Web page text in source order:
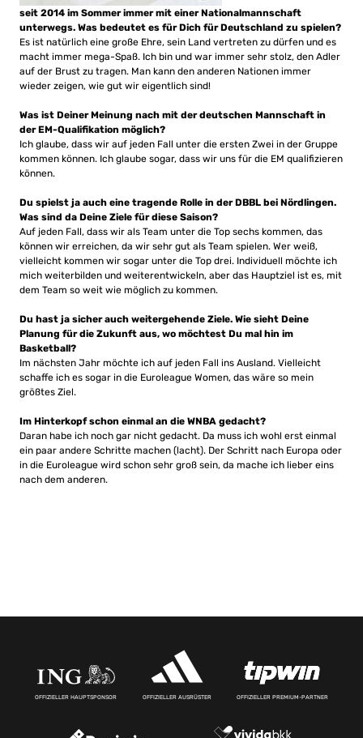
seit 2014 im Sommer immer mit einer Nationalmannschaft
unterwegs. Was bedeutet es für Dich für Deutschland zu spielen?
Es ist natürlich eine große Ehre, sein Land vertreten zu dürfen und es
macht immer mega-Spaß. Ich bin und war immer sehr stolz, den Adler
auf der Brust zu tragen. Man kann den anderen Nationen immer
wieder zeigen, wie gut wir eigentlich sind!
Was ist Deiner Meinung nach mit der deutschen Mannschaft in
der EM-Qualifikation möglich?
Ich glaube, dass wir auf jeden Fall unter die ersten Zwei in der Gruppe
kommen können. Ich glaube sogar, dass wir uns für die EM qualifizieren
können.
Du spielst ja auch eine tragende Rolle in der DBBL bei Nördlingen.
Was sind da Deine Ziele für diese Saison?
Auf jeden Fall, dass wir als Team unter die Top sechs kommen, das
können wir erreichen, da wir sehr gut als Team spielen. Wer weiß,
vielleicht kommen wir sogar unter die Top drei. Individuell möchte ich
mich weiterbilden und weiterentwickeln, aber das Hauptziel ist es, mit
dem Team so weit wie möglich zu kommen.
Du hast ja sicher auch weitergehende Ziele. Wie sieht Deine
Planung für die Zukunft aus, wo möchtest Du mal hin im
Basketball?
Im nächsten Jahr möchte ich auf jeden Fall ins Ausland. Vielleicht
schaffe ich es sogar in die Euroleague Women, das wäre so mein
größtes Ziel.
Im Hinterkopf schon einmal an die WNBA gedacht?
Daran habe ich noch gar nicht gedacht. Da muss ich wohl erst einmal
ein paar andere Schritte machen (lacht). Der Schritt nach Europa oder
in die Euroleague wird schon sehr groß sein, da mache ich lieber eins
nach dem anderen.
OFFIZIELLER HAUPTSPONSOR OFFIZIELLER AUSRÜSTER OFFIZIELLER PREMIUM-PARTNER